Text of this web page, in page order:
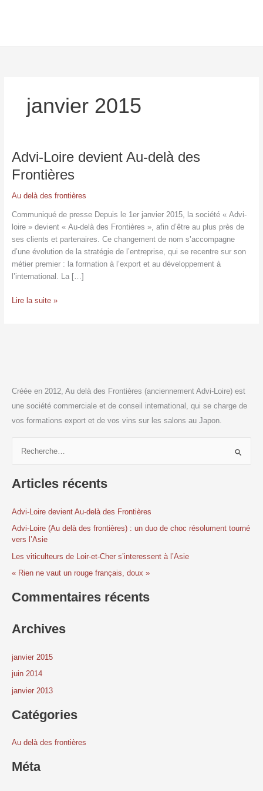
janvier 2015
Advi-Loire devient Au-delà des
Frontières
Au delà des frontières
Communiqué de presse Depuis le 1er janvier 2015, la société « Advi-
loire » devient « Au-delà des Frontières », afin d’être au plus près de
ses clients et partenaires. Ce changement de nom s’accompagne
d’une évolution de la stratégie de l’entreprise, qui se recentre sur son
métier premier : la formation à l’export et au développement à
l’international. La […]
Advi-
devient
Au-
des
Frontières
Lire la suite »
Créée en 2012, Au delà des Frontières (anciennement Advi-Loire) est
une société commerciale et de conseil international, qui se charge de
vos formations export et de vos vins sur les salons au Japon.
c
e
r
c
e
Articles récents
Advi-Loire devient Au-delà des Frontières
Advi-Loire (Au delà des frontières) : un duo de choc résolument tourné
vers l’Asie
Les viticulteurs de Loir-et-Cher s’interessent à l’Asie
« Rien ne vaut un rouge français, doux »
Commentaires récents
Archives
janvier 2015
juin 2014
janvier 2013
Catégories
Au delà des frontières
Méta